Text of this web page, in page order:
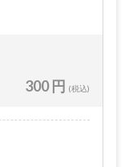
300 円 (税込)